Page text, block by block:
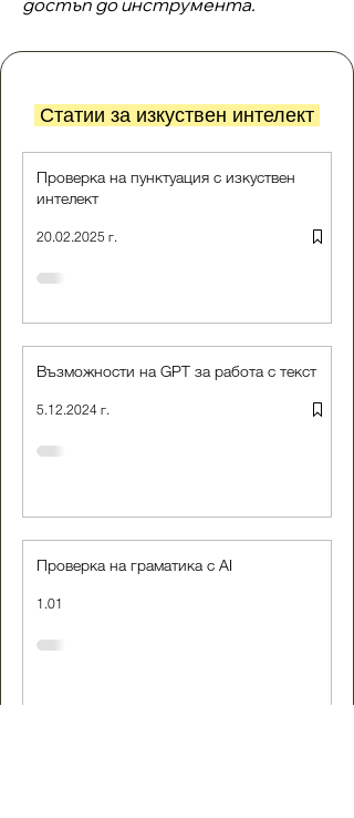
достъп до инструмента.
Статии за изкуствен интелект
Проверка на пунктуация с изкуствен
интелект
20.02.2025 г.
Възможности на GPT за работа с текст
5.12.2024 г.
Проверка на граматика с AI
1.01